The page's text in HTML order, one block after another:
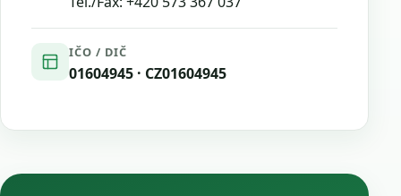
IČO / DIČ
01604945 · CZ01604945